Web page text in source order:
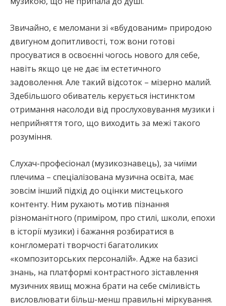
Звичайно, є меломани зі «вбудованим» природою
двигуном допитливості, тож вони готові
просуватися в освоєнні чогось нового для себе,
навіть якщо це не дає їм естетичного
задоволення. Але такий відсоток – мізерно малий.
Здебільшого обиватель керується інстинктом
отримання насолоди від прослуховування музики і
неприйняття того, що виходить за межі такого
розуміння.
Слухач-професіонал (музикознавець), за чиїми
плечима – спеціалізована музична освіта, має
зовсім інший підхід до оцінки мистецького
контенту. Ним рухають мотив пізнання
різноманітного (приміром, про стилі, школи, епохи
в історії музики) і бажання розбиратися в
конгломераті творчості багатоликих
«композиторських персоналій». Адже на базисі
знань, на платформі контрастного зіставлення
музичних явищ можна брати на себе сміливість
висловлювати більш-менш правильні міркування.